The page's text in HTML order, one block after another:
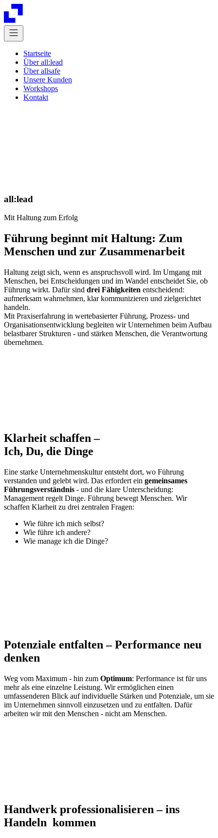
Startseite
Über all:lead
Über allsafe
Unsere Kunden
Workshops
Kontakt
all:lead
Mit Haltung zum Erfolg
Führung beginnt mit Haltung: Zum
Menschen und zur Zusammenarbeit
Haltung zeigt sich, wenn es anspruchsvoll wird. Im Umgang mit
Menschen, bei Entscheidungen und im Wandel entscheidet Sie, ob
Führung wirkt. Dafür sind drei Fähigkeiten entscheidend:
aufmerksam wahrnehmen, klar kommunizieren und zielgerichtet
handeln.
Mit Praxiserfahrung in wertebasierter Führung, Prozess- und
Organisationsentwicklung begleiten wir Unternehmen beim Aufbau
belastbarer Strukturen - und stärken Menschen, die Verantwortung
übernehmen.
Klarheit schaffen –
Ich, Du, die Dinge
Eine starke Unternehmenskultur entsteht dort, wo Führung
verstanden und gelebt wird. Das erfordert ein gemeinsames
Führungsverständnis - und die klare Unterscheidung:
Management regelt Dinge. Führung bewegt Menschen. Wir
schaffen Klarheit zu drei zentralen Fragen:
Wie führe ich mich selbst?
Wie führe ich andere?
Wie manage ich die Dinge?
Potenziale entfalten – Performance neu
denken
Weg vom Maximum - hin zum Optimum: Performance ist für uns
mehr als eine einzelne Leistung. Wir ermöglichen einen
umfassenderen Blick auf individuelle Stärken und Potenziale, um sie
im Unternehmen sinnvoll einzusetzen und zu entfalten. Dafür
arbeiten wir mit den Menschen - nicht am Menschen.
Handwerk professionalisieren – ins
Handeln kommen